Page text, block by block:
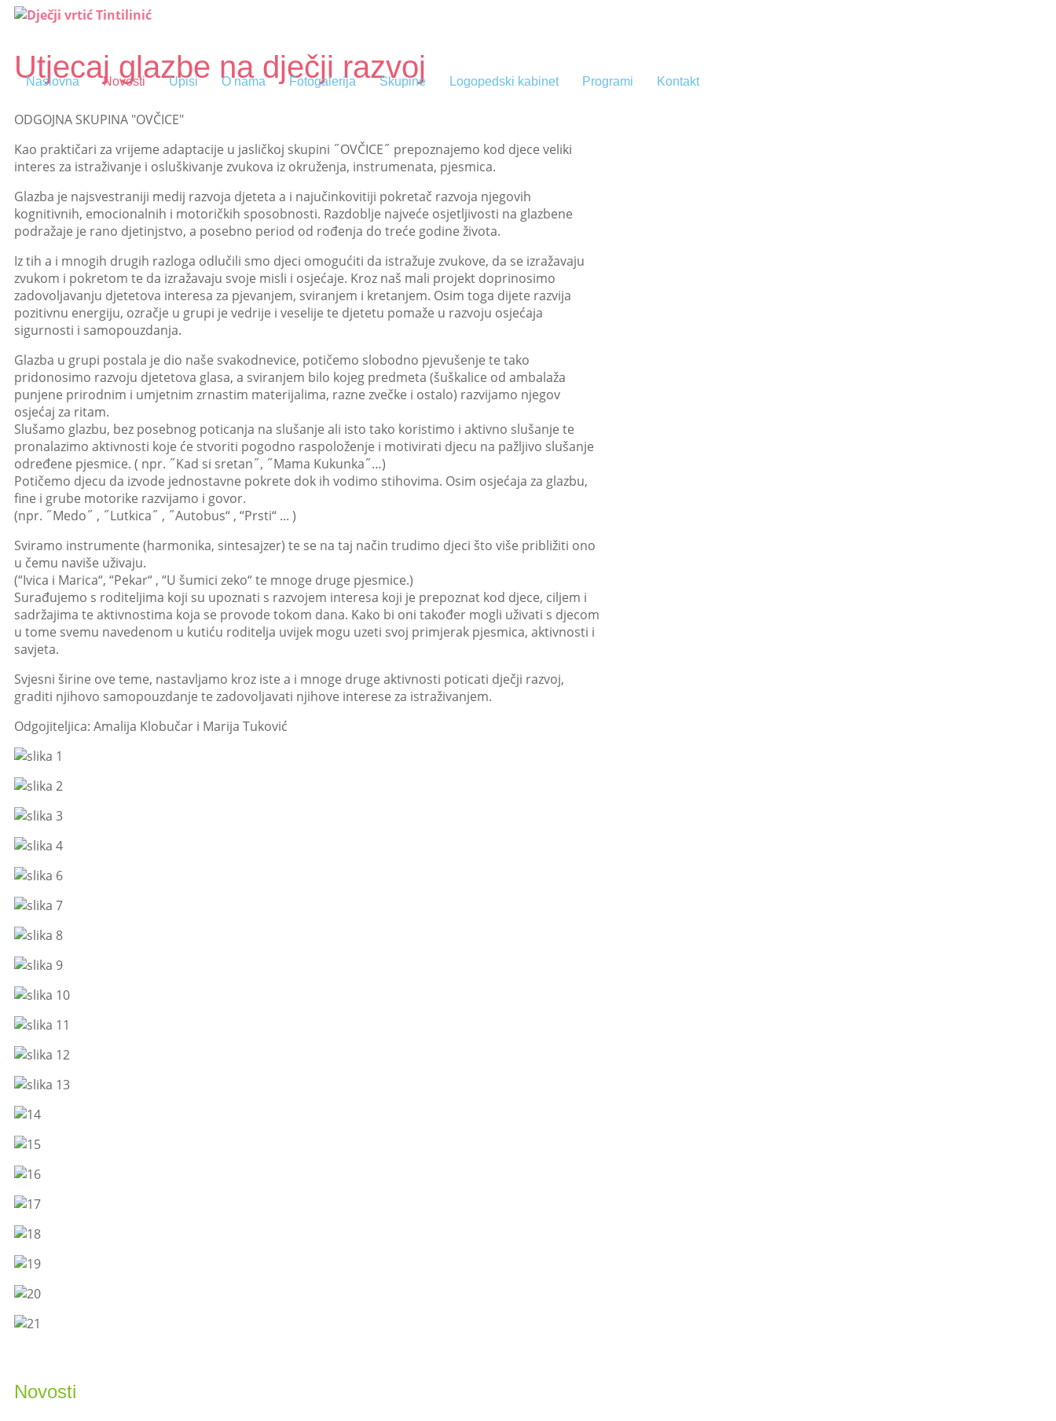
Naslovna Novosti Upisi O nama Fotogalerija Skupine Logopedski kabinet Programi Kontakt
Utjecaj glazbe na dječji razvoj
ODGOJNA SKUPINA "OVČICE"
Kao praktičari za vrijeme adaptacije u jasličkoj skupini ˝OVČICE˝ prepoznajemo kod djece veliki
interes za istraživanje i osluškivanje zvukova iz okruženja, instrumenata, pjesmica.
Glazba je najsvestraniji medij razvoja djeteta a i najučinkovitiji pokretač razvoja njegovih
kognitivnih, emocionalnih i motoričkih sposobnosti. Razdoblje najveće osjetljivosti na glazbene
podražaje je rano djetinjstvo, a posebno period od rođenja do treće godine života.
Iz tih a i mnogih drugih razloga odlučili smo djeci omogućiti da istražuje zvukove, da se izražavaju
zvukom i pokretom te da izražavaju svoje misli i osjećaje. Kroz naš mali projekt doprinosimo
zadovoljavanju djetetova interesa za pjevanjem, sviranjem i kretanjem. Osim toga dijete razvija
pozitivnu energiju, ozračje u grupi je vedrije i veselije te djetetu pomaže u razvoju osjećaja
sigurnosti i samopouzdanja.
Glazba u grupi postala je dio naše svakodnevice, potičemo slobodno pjevušenje te tako
pridonosimo razvoju djetetova glasa, a sviranjem bilo kojeg predmeta (šuškalice od ambalaža
punjene prirodnim i umjetnim zrnastim materijalima, razne zvečke i ostalo) razvijamo njegov
osjećaj za ritam.
Slušamo glazbu, bez posebnog poticanja na slušanje ali isto tako koristimo i aktivno slušanje te
pronalazimo aktivnosti koje će stvoriti pogodno raspoloženje i motivirati djecu na pažljivo slušanje
određene pjesmice. ( npr. ˝Kad si sretan˝, ˝Mama Kukunka˝…)
Potičemo djecu da izvode jednostavne pokrete dok ih vodimo stihovima. Osim osjećaja za glazbu,
fine i grube motorike razvijamo i govor.
(npr. ˝Medo˝ , ˝Lutkica˝ , ˝Autobus“ , “Prsti“ ... )
Sviramo instrumente (harmonika, sintesajzer) te se na taj način trudimo djeci što više približiti ono
u čemu naviše uživaju.
(“Ivica i Marica“, “Pekar“ , “U šumici zeko“ te mnoge druge pjesmice.)
Surađujemo s roditeljima koji su upoznati s razvojem interesa koji je prepoznat kod djece, ciljem i
sadržajima te aktivnostima koja se provode tokom dana. Kako bi oni također mogli uživati s djecom
u tome svemu navedenom u kutiću roditelja uvijek mogu uzeti svoj primjerak pjesmica, aktivnosti i
savjeta.
Svjesni širine ove teme, nastavljamo kroz iste a i mnoge druge aktivnosti poticati dječji razvoj,
graditi njihovo samopouzdanje te zadovoljavati njihove interese za istraživanjem.
Odgojiteljica: Amalija Klobučar i Marija Tuković
Novosti